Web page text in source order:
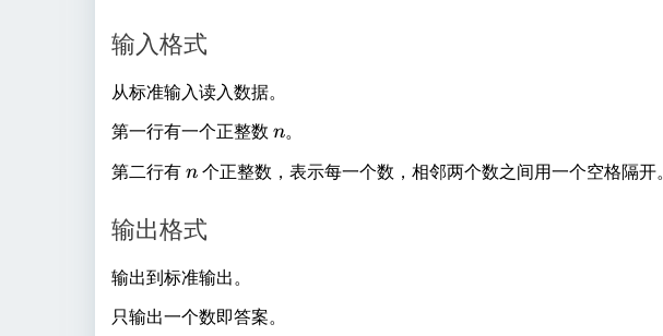
输入格式
从标准输入读入数据。
第一行有一个正整数n
n。
第二行有n
n 个正整数，表示每一个数，相邻两个数之间用一个空格隔开。
输出格式
输出到标准输出。
只输出一个数即答案。